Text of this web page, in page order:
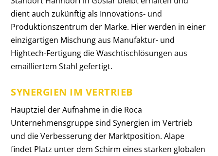
dient auch zukünftig als Innovations- und
Produktionszentrum der Marke. Hier werden in einer
einzigartigen Mischung aus Manufaktur- und
Hightech-Fertigung die Waschtischlösungen aus
emailliertem Stahl gefertigt.
SYNERGIEN IM VERTRIEB
Hauptziel der Aufnahme in die Roca
Unternehmensgruppe sind Synergien im Vertrieb
und die Verbesserung der Marktposition. Alape
findet Platz unter dem Schirm eines starken globalen